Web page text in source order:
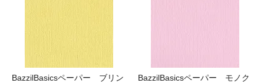
BazzilBasicsペーパー ブリン
BazzilBasicsペーパー モノク